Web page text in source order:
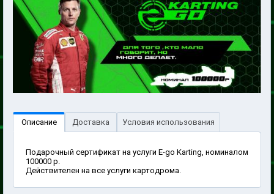
Описание Доставка Условия использования
Подарочный сертификат на услуги E-go Karting, номиналом
100000 р.
Действителен на все услуги картодрома.